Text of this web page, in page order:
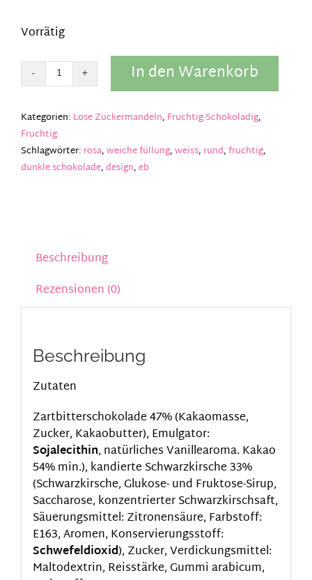
Vorrätig
Zucker
Kirsche
Menge
In den Warenkorb
Kategorien: Lose Zuckermandeln, Fruchtig-Schokoladig,
Fruchtig
Schlagwörter: rosa,weiche füllung,weiss, rund,fruchtig,
dunkle schokolade,design,eb
Beschreibung
Rezensionen (0)
Beschreibung
Zutaten
Zartbitterschokolade 47% (Kakaomasse,
Zucker, Kakaobutter), Emulgator:
Sojalecithin, natürliches Vanillearoma. Kakao
54% min.), kandierte Schwarzkirsche 33%
(Schwarzkirsche, Glukose- und Fruktose-Sirup,
Saccharose, konzentrierter Schwarzkirschsaft,
Säuerungsmittel: Zitronensäure, Farbstoff:
E163, Aromen, Konservierungsstoff:
Schwefeldioxid), Zucker, Verdickungsmittel:
Maltodextrin, Reisstärke, Gummi arabicum,